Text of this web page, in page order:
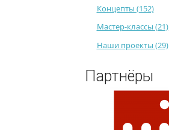
Концепты (152)
Мастер-классы (21)
Наши проекты (29)
Партнёры